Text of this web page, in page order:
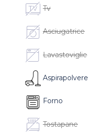
Tv
Asciugatrice
Lavastoviglie
Aspirapolvere
Forno
Tostapane